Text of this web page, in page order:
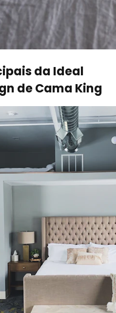
da Ideal
de Cama King